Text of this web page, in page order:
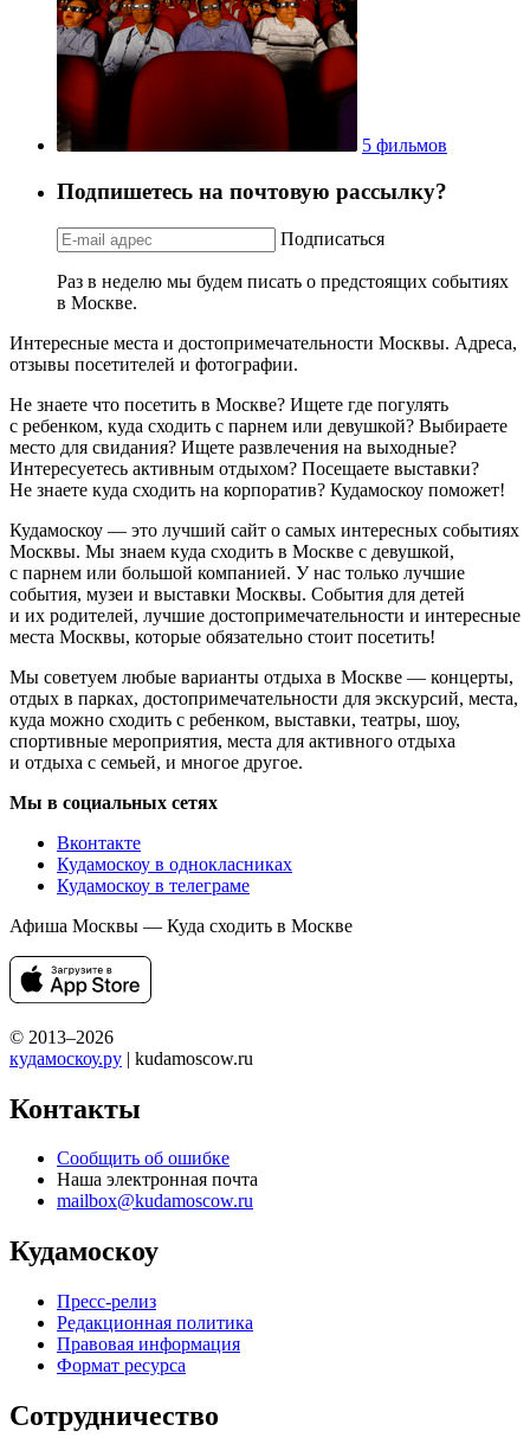
5 фильмов
Подпишетесь на почтовую рассылку?
Подписаться
Раз в неделю мы будем писать о предстоящих событиях
в Москве.
Интересные места и достопримечательности Москвы. Адреса,
отзывы посетителей и фотографии.
Не знаете что посетить в Москве? Ищете где погулять
с ребенком, куда сходить с парнем или девушкой? Выбираете
место для свидания? Ищете развлечения на выходные?
Интересуетесь активным отдыхом? Посещаете выставки?
Не знаете куда сходить на корпоратив? Кудамоскоу поможет!
Кудамоскоу — это лучший сайт о самых интересных событиях
Москвы. Мы знаем куда сходить в Москве с девушкой,
с парнем или большой компанией. У нас только лучшие
события, музеи и выставки Москвы. События для детей
и их родителей, лучшие достопримечательности и интересные
места Москвы, которые обязательно стоит посетить!
Мы советуем любые варианты отдыха в Москве — концерты,
отдых в парках, достопримечательности для экскурсий, места,
куда можно сходить с ребенком, выставки, театры, шоу,
спортивные мероприятия, места для активного отдыха
и отдыха с семьей, и многое другое.
Мы в социальных сетях
Вконтакте
Кудамоскоу в однокласниках
Кудамоскоу в телеграме
Афиша Москвы — Куда сходить в Москве
© 2013–2026
кудамоскоу.ру | kudamoscow.ru
Контакты
Сообщить об ошибке
Наша электронная почта
mailbox@kudamoscow.ru
Кудамоскоу
Пресс-релиз
Редакционная политика
Правовая информация
Формат ресурса
Сотрудничество